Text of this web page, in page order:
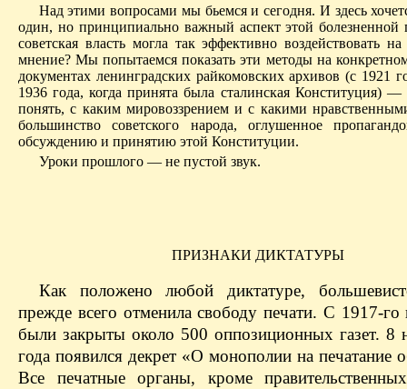
Над этими вопросами мы бьемся и сегодня. И здесь
один, но принципиально важный аспект этой болезненной
советская власть могла так эффективно воздействовать
мнение? Мы попытаемся показать эти методы на
документах ленинградских райкомовских архивов (с 1921
1936 года, когда принята была сталинская Конституция) —
понять, с каким мировоззрением и с какими
большинство советского народа, оглушенное
обсуждению и принятию этой Конституции.
Уроки прошлого — не пустой звук.
ПРИЗНАКИ ДИКТАТУРЫ
Как положено любой диктатуре,
прежде всего отменила свободу печати. С 1917-
были закрыты около 500 оппозиционных газет. 8
года появился декрет «О монополии на печатание
Все печатные органы, кроме